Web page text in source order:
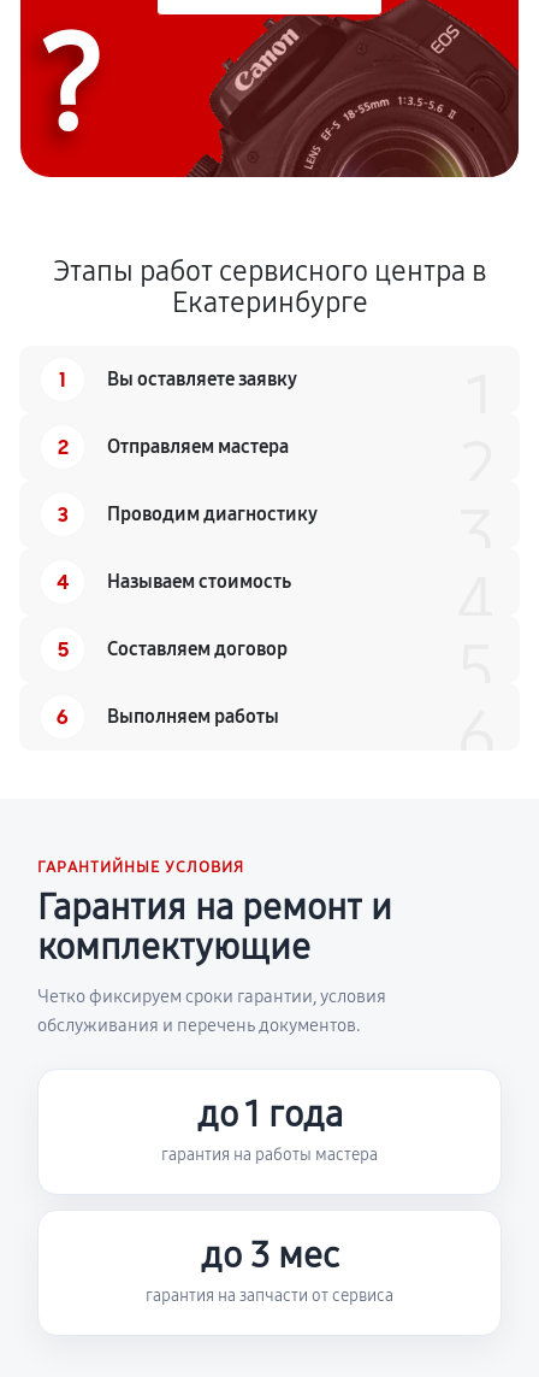
?
Этапы работ сервисного центра в
Екатеринбурге
1 Вы оставляете заявку
2 Отправляем мастера
3 Проводим диагностику
4 Называем стоимость
5 Составляем договор
6 Выполняем работы
ГАРАНТИЙНЫЕ УСЛОВИЯ
Гарантия на ремонт и
комплектующие
Четко фиксируем сроки гарантии, условия
обслуживания и перечень документов.
до 1 года
гарантия на работы мастера
до 3 мес
гарантия на запчасти от сервиса